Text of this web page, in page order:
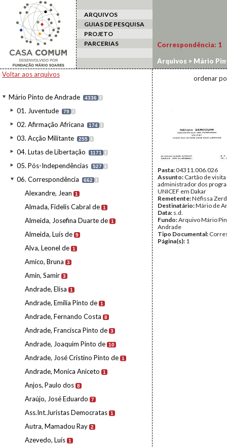
ARQUIVOS
GUIAS DE PESQUISA
PROJETO
PARCERIAS
Voltar aos arquivos
Mário Pinto de Andrade 4336 I
01. Juventude 79 I
02. Afirmação Africana 174 I
03. Acção Militante 255 I
04. Lutas de Libertação 1171 I
05. Pós-Independências 527 I
06. Correspondência 662 I
Alexandre, Jean 1
Almada, Fidelis Cabral de 1
Almeida, Josefina Duarte de 1
Almeida, Luís de 9
Alva, Leonel de 1
Amico, Bruna 3
Amin, Samir 3
Andrade, Elisa 1
Andrade, Emília Pinto de 1
Andrade, Fernando Costa 8
Andrade, Francisca Pinto de 3
Andrade, Joaquim Pinto de 10
Andrade, José Cristino Pinto de 1
Andrade, Monica Aniceto 1
Anjos, Paulo dos 8
Araújo, José Eduardo 7
Ass.Int.Juristas Democratas 1
Autra, Mamadou Ray 2
Azevedo, Luís 1
Correspondência: 1
Arquivos > Mário
ordenar
Pasta:04311.006.026
Assunto: Cartão de
administrador dos
UNICEF em Dakar
Remetente:Néfissa
Destinatário:Mário de
Data: s.d.
Fundo:Arquivo Mário
Andrade
Tipo Documental:
Página(s): 1